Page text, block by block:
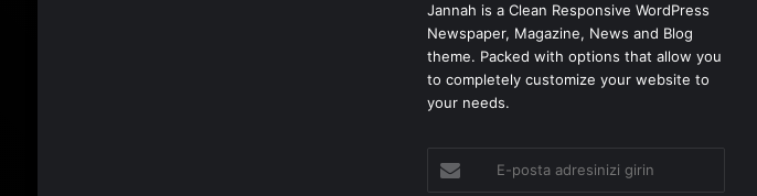
Jannah is a Clean Responsive WordPress
Newspaper, Magazine, News and Blog
theme. Packed with options that allow you
to completely customize your website to
your needs.
posta